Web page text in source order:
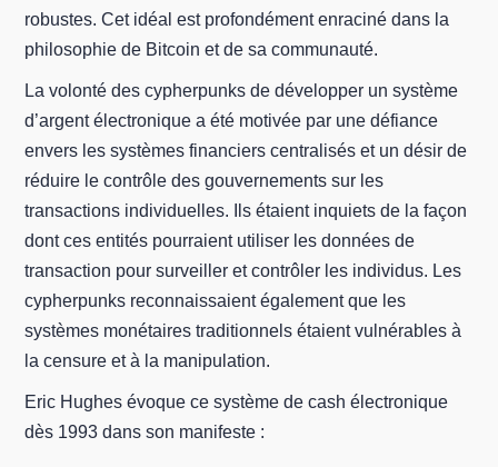
robustes. Cet idéal est profondément enraciné dans la
philosophie de Bitcoin et de sa communauté.
La volonté des cypherpunks de développer un système
d’argent électronique a été motivée par une défiance
envers les systèmes financiers centralisés et un désir de
réduire le contrôle des gouvernements sur les
transactions individuelles. Ils étaient inquiets de la façon
dont ces entités pourraient utiliser les données de
transaction pour surveiller et contrôler les individus. Les
cypherpunks reconnaissaient également que les
systèmes monétaires traditionnels étaient vulnérables à
la censure et à la manipulation.
Eric Hughes évoque ce système de cash électronique
dès 1993 dans son manifeste :